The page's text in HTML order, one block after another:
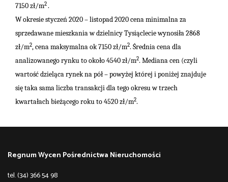
7150 zł/m2.
W okresie styczeń 2020 – listopad 2020 cena minimalna za
sprzedawane mieszkania w dzielnicy Tysiąclecie wynosiła 2868
zł/m2, cena maksymalna ok 7150 zł/m2. Średnia cena dla
analizowanego rynku to około 4540 zł/m2. Mediana cen (czyli
wartość dzieląca rynek na pół – powyżej której i poniżej znajduje
się taka sama liczba transakcji dla tego okresu w trzech
kwartałach bieżącego roku to 4520 zł/m2.
Regnum Wycen Pośrednictwa Nieruchomości
tel. (34) 366 54 98